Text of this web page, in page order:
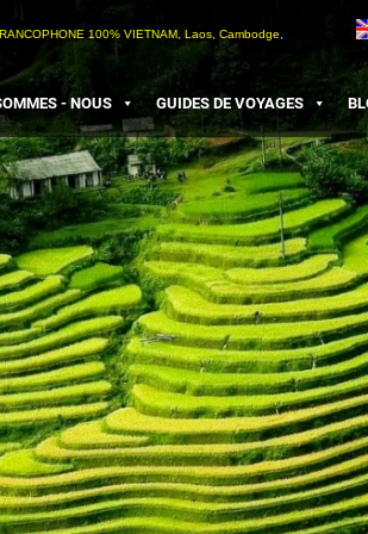
100% VIETNAM, Laos, Cambodge,
- NOUS GUIDES DE VOYAGES